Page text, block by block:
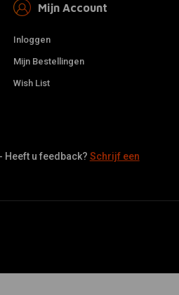
Mijn Account
Inloggen
Mijn Bestellingen
Wish List
Heeft u feedback? Schrijf een